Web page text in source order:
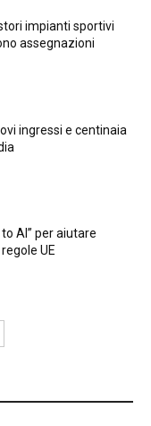
impianti sportivi
assegnazioni
ingressi e centinaia
AI” per aiutare
UE